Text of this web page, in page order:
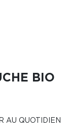
BIO
AU QUOTIDIEN